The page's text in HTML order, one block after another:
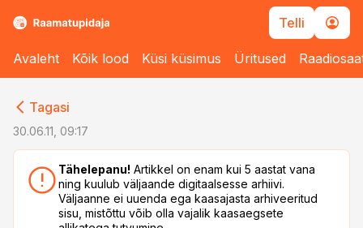
Telli
Avaleht Kõik lood Küsi küsimus Üritused
Tagasi
30.06.11, 09:17
Tähelepanu! Artikkel on enam kui 5 aastat vana
ning kuulub väljaande digitaalsesse arhiivi.
Väljaanne ei uuenda ega kaasajasta arhiveeritud
sisu, mistõttu võib olla vajalik kaasaegsete